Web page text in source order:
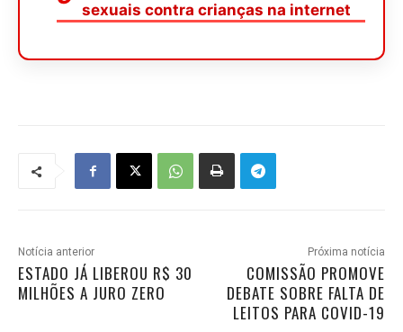
sexuais contra crianças na internet
Notícia anterior
ESTADO JÁ LIBEROU R$ 30
MILHÕES A JURO ZERO
Próxima notícia
COMISSÃO PROMOVE
DEBATE SOBRE FALTA DE
LEITOS PARA COVID-19